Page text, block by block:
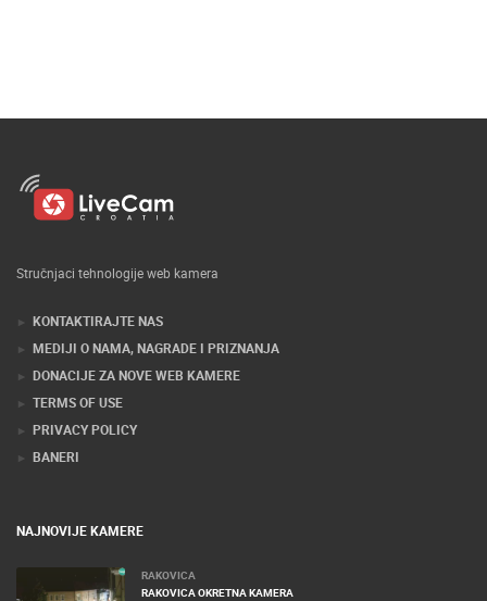
Stručnjaci tehnologije web kamera
KONTAKTIRAJTE NAS
MEDIJI O NAMA, NAGRADE I PRIZNANJA
DONACIJE ZA NOVE WEB KAMERE
TERMS OF USE
PRIVACY POLICY
BANERI
NAJNOVIJE KAMERE
RAKOVICA
RAKOVICA OKRETNA KAMERA